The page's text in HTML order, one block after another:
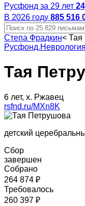
Русфонд за 29 лет
В 2026 году 885 516
Степа Фрадкин< Тая
Русфонд.Неврология
Тая
6 лет, х. Ржавец
rsfnd.ru/MXn8K
детский
Сбор
завершен
Собрано
264 874 ₽
Требовалось
260 397 ₽